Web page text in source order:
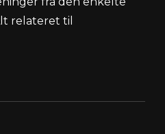
relateret til